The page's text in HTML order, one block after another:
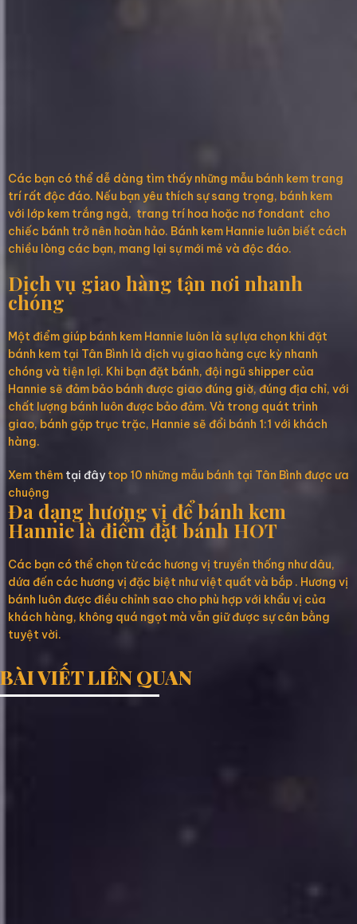
Các bạn có thể dễ dàng tìm thấy những mẫu bánh kem trang
trí rất độc đáo. Nếu bạn yêu thích sự sang trọng, bánh kem
với lớp kem trắng ngà, trang trí hoa hoặc nơ fondant cho
chiếc bánh trở nên hoàn hảo. Bánh kem Hannie luôn biết cách
chiều lòng các bạn, mang lại sự mới mẻ và độc đáo.
Dịch vụ giao hàng tận nơi nhanh
chóng
Một điểm giúp bánh kem Hannie luôn là sự lựa chọn khi đặt
bánh kem tại Tân Bình là dịch vụ giao hàng cực kỳ nhanh
chóng và tiện lợi. Khi bạn đặt bánh, đội ngũ shipper của
Hannie sẽ đảm bảo bánh được giao đúng giờ, đúng địa chỉ, với
chất lượng bánh luôn được bảo đảm. Và trong quát trình
giao, bánh gặp trục trặc, Hannie sẽ đổi bánh 1:1 với khách
hàng.
Xem thêm tại đây top 10 những mẫu bánh tại Tân Bình được ưa
chuộng
Đa dạng hương vị để bánh kem
Hannie là điểm đặt bánh HOT
Các bạn có thể chọn từ các hương vị truyền thống như dâu,
dứa đến các hương vị đặc biệt như việt quất và bắp . Hương vị
bánh luôn được điều chỉnh sao cho phù hợp với khẩu vị của
khách hàng, không quá ngọt mà vẫn giữ được sự cân bằng
tuyệt vời.
BÀI VIẾT LIÊN QUAN